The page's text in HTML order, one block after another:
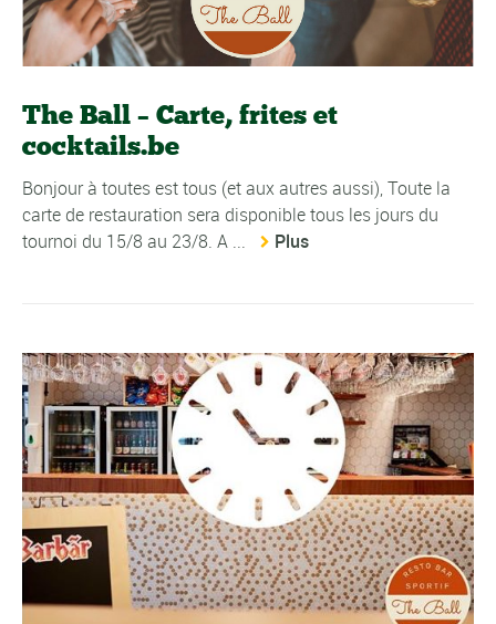
The Ball – Carte, frites et
cocktails.be
Bonjour à toutes est tous (et aux autres aussi), Toute la
carte de restauration sera disponible tous les jours du
tournoi du 15/8 au 23/8. A ...
Plus